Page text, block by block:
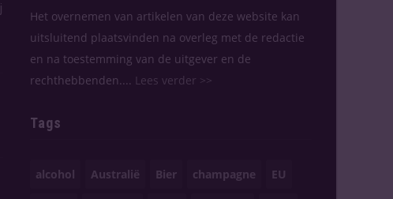
Het overnemen van artikelen van deze website kan
uitsluitend plaatsvinden na overleg met de redactie
en na toestemming van de uitgever en de
rechthebbenden.... Lees verder >>
Tags
alcohol Australië Bier champagne EU